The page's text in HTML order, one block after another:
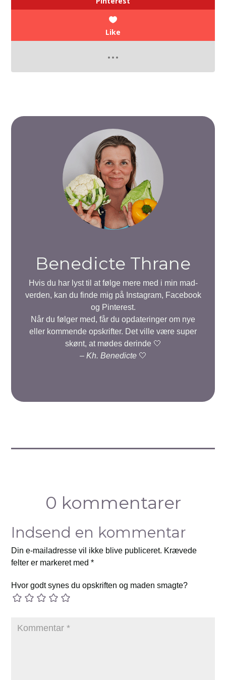
Like
Benedicte Thrane
Hvis du har lyst til at følge mere med i min mad-
verden, kan du finde mig på Instagram, Facebook
og Pinterest.
Når du følger med, får du opdateringer om nye
eller kommende opskrifter. Det ville være super
skønt, at mødes derinde 🤍
– Kh. Benedicte🤍
0 kommentarer
Indsend en kommentar
Din e-mailadresse vil ikke blive publiceret. Krævede
felter er markeret med*
Hvor godt synes du opskriften og maden smagte?